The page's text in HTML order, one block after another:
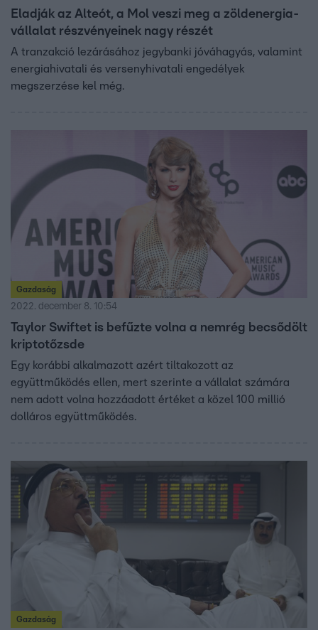
Eladják az Alteót, a Mol veszi meg a zöldenergia-
vállalat részvényeinek nagy részét
A tranzakció lezárásához jegybanki jóváhagyás, valamint
energiahivatali és versenyhivatali engedélyek
megszerzése kel még.
Gazdaság
2022. december 8. 10:54
Taylor Swiftet is befűzte volna a nemrég becsődölt
kriptotőzsde
Egy korábbi alkalmazott azért tiltakozott az
együttműködés ellen, mert szerinte a vállalat számára
nem adott volna hozzáadott értéket a közel 100 millió
dolláros együttműködés.
Gazdaság